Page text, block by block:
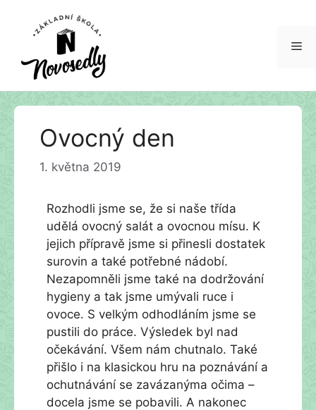
Přeskočit
Ovocný den
1. května 2019
Rozhodli jsme se, že si naše třída
udělá ovocný salát a ovocnou mísu. K
jejich přípravě jsme si přinesli dostatek
surovin a také potřebné nádobí.
Nezapomněli jsme také na dodržování
hygieny a tak jsme umývali ruce i
ovoce. S velkým odhodláním jsme se
pustili do práce. Výsledek byl nad
očekávání. Všem nám chutnalo. Také
přišlo i na klasickou hru na poznávání a
ochutnávání se zavázanýma očima –
docela jsme se pobavili. A nakonec